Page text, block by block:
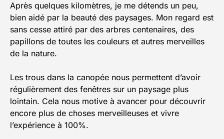
Après quelques kilomètres, je me détends un peu,
bien aidé par la beauté des paysages. Mon regard est
sans cesse attiré par des arbres centenaires, des
papillons de toutes les couleurs et autres merveilles
de la nature.
Les trous dans la canopée nous permettent d’avoir
régulièrement des fenêtres sur un paysage plus
lointain. Cela nous motive à avancer pour découvrir
encore plus de choses merveilleuses et vivre
l’expérience à 100%.